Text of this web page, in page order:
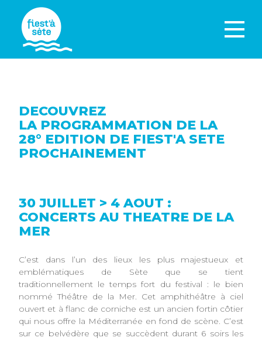
DECOUVREZ
LA PROGRAMMATION DE LA
28° EDITION DE FIEST'A SETE
PROCHAINEMENT
30 JUILLET > 4 AOUT :
CONCERTS AU THEATRE DE LA
MER
C’est dans l’un des lieux les plus majestueux et
emblématiques de Sète que se tient
traditionnellement le temps fort du festival : le bien
nommé Théâtre de la Mer. Cet amphithéâtre à ciel
ouvert et à flanc de corniche est un ancien fortin côtier
qui nous offre la Méditerranée en fond de scène. C’est
sur ce belvédère que se succèdent durant 6 soirs les